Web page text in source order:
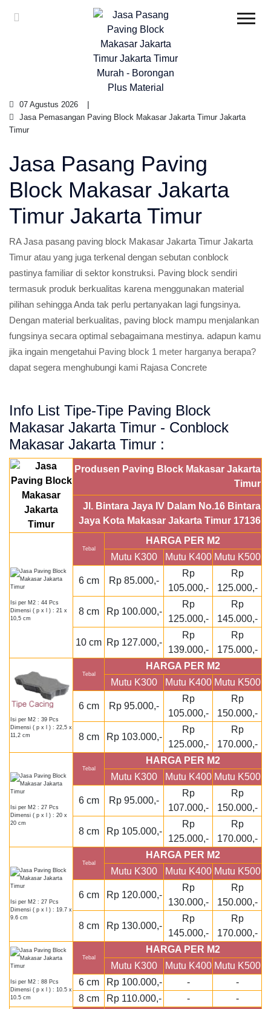
07 Agustus 2026
Jasa Pemasangan Paving Block Makasar Jakarta Timur Jakarta
Timur
Jasa Pasang Paving
Block Makasar Jakarta
Timur Jakarta Timur
RA Jasa pasang paving block Makasar Jakarta Timur Jakarta
Timur atau yang juga terkenal dengan sebutan conblock
pastinya familiar di sektor konstruksi. Paving block sendiri
termasuk produk berkualitas karena menggunakan material
pilihan sehingga Anda tak perlu pertanyakan lagi fungsinya.
Dengan material berkualitas, paving block mampu menjalankan
fungsinya secara optimal sebagaimana mestinya. adapun kamu
jika ingain mengetahui Paving block 1 meter harganya berapa?
dapat segera menghubungi kami Rajasa Concrete
Info List Tipe-Tipe Paving Block
Makasar Jakarta Timur - Conblock
Makasar Jakarta Timur :
Produsen Paving Block Makasar Jakarta
Timur
Jl. Bintara Jaya IV Dalam No.16 Bintara
Jaya Kota Makasar Jakarta Timur 17136
Isi per M2 : 44 Pcs
Dimensi ( p x l ) : 21 x
10,5 cm
Tebal
HARGA PER M2
Mutu K300
Mutu K400 Mutu K500
6 cm Rp 85.000,-
Rp
105.000,-
Rp
125.000,-
8 cm Rp 100.000,-
Rp
125.000,-
Rp
145.000,-
10 cm Rp 127.000,-
Rp
139.000,-
Rp
175.000,-
Isi per M2 : 39 Pcs
Dimensi ( p x l ) : 22,5 x
11,2 cm
Tebal
HARGA PER M2
Mutu K300
Mutu K400 Mutu K500
6 cm Rp 95.000,-
Rp
105.000,-
Rp
150.000,-
8 cm Rp 103.000,-
Rp
125.000,-
Rp
170.000,-
Isi per M2 : 27 Pcs
Dimensi ( p x l ) : 20 x
20 cm
Tebal
HARGA PER M2
Mutu K300
Mutu K400 Mutu K500
6 cm Rp 95.000,-
Rp
107.000,-
Rp
150.000,-
8 cm Rp 105.000,-
Rp
125.000,-
Rp
170.000,-
Isi per M2 : 27 Pcs
Dimensi ( p x l ) : 19.7 x
9.6 cm
Tebal
HARGA PER M2
Mutu K300
Mutu K400 Mutu K500
6 cm Rp 120.000,-
Rp
130.000,-
Rp
150.000,-
8 cm Rp 130.000,-
Rp
145.000,-
Rp
170.000,-
Isi per M2 : 88 Pcs
Dimensi ( p x l ) : 10.5 x
10.5 cm
Tebal
HARGA PER M2
Mutu K300
Mutu K400 Mutu K500
6 cm
Rp 100.000,- -
-
8 cm
Rp 110.000,- - -